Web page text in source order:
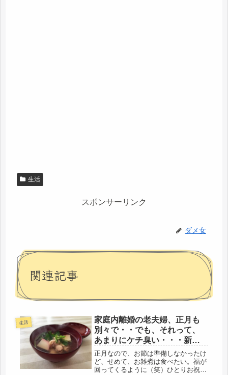
生活
スポンサーリンク
ダメ女
関連記事
生活
家庭内離婚の老夫婦、正月も
別々で・・でも、それって、
あまりにケチ臭い・・・新春
海外旅行らしい。
正月なので、お節は準備しなかったけ
ど、せめて、お雑煮は食べたい。福が
回ってくるように（笑）ひとりお祝い